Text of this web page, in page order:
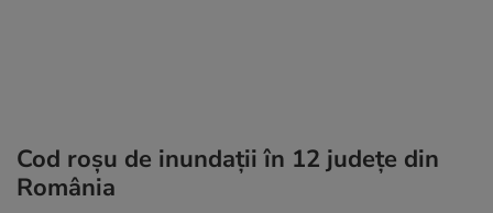
Cod roșu de inundații în 12 județe din
România